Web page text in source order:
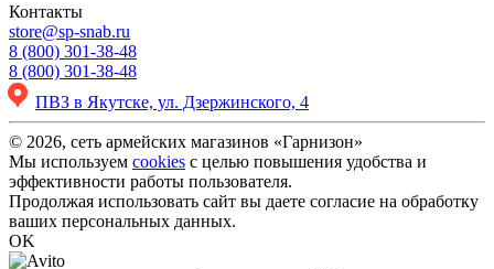
Контакты
store@sp-snab.ru
8 (800) 301-38-48
8 (800) 301-38-48
ПВЗ в Якутске, ул. Дзержинского, 4
© 2026, сеть армейских магазинов «Гарнизон»
Мы используем cookies с целью повышения удобства и
эффективности работы пользователя.
Продолжая использовать сайт вы даете согласие на обработку
ваших персональных данных.
OK